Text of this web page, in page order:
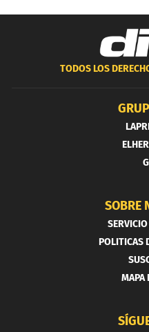
TODOS LOS
SOBRE
POLITICAS
MAPA